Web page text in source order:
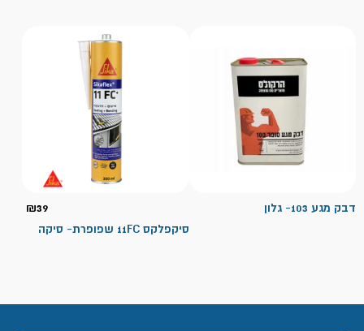
דבק מגע 103- גלון ₪39
סיקפלקס 11FC שפופרת- סיקה